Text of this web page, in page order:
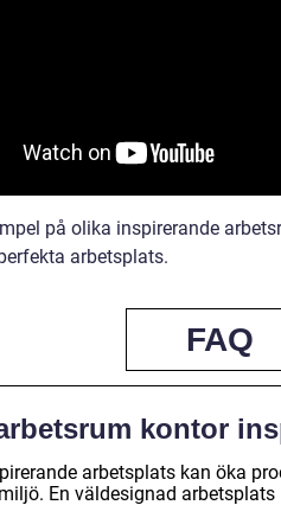
på olika inspirerande
arbetsplats.
FAQ
kontor
arbetsplats kan öka
En väldesignad